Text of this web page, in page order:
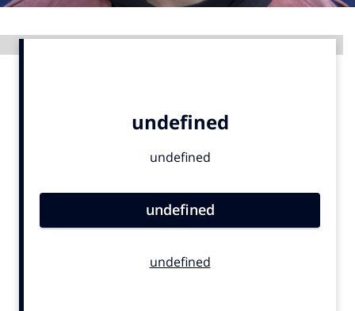
Events
Opleidingen
Vacatures
Bureaus